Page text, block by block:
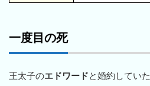
一度目の死
王太子のエドワードと婚約していた